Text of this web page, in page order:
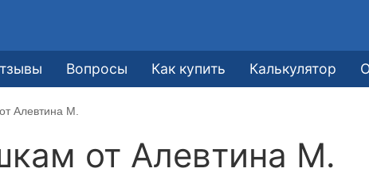
Вопросы Как купить Калькулятор
Алевтина М.
от Алевтина М.